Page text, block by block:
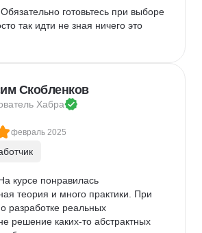
Обязательно готовьтесь при выборе
так идти не зная ничего это
Скобленков
Хабра
февраль 2025
курсе понравилась
теория и много практики. При
разработке реальных
решение каких-то абстрактных